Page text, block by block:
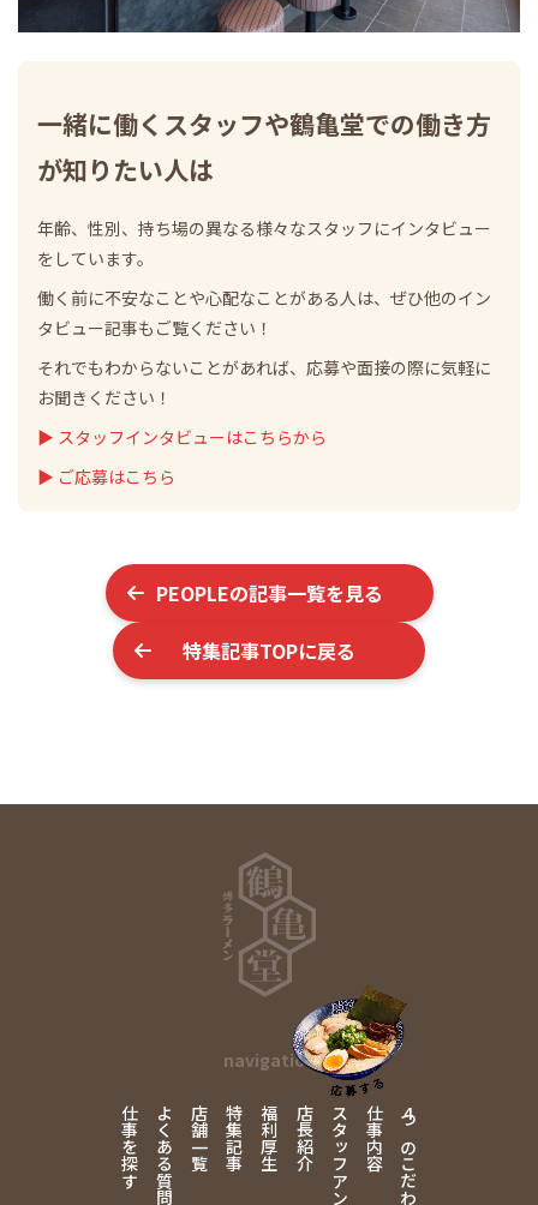
一緒に働くスタッフや鶴亀堂での働き方
が知りたい人は
年齢、性別、持ち場の異なる様々なスタッフにインタビュー
をしています。
働く前に不安なことや心配なことがある人は、ぜひ他のイン
タビュー記事もご覧ください！
それでもわからないことがあれば、応募や面接の際に気軽に
お聞きください！
▶ スタッフインタビューはこちらから
▶ ご応募はこちら
PEOPLEの記事一覧を見る
特集記事TOPに戻る
navigation
4
つのこだわり
仕事内容
店長紹介
福利厚生
特集記事
店舗一覧
よくある質問
仕事を探す